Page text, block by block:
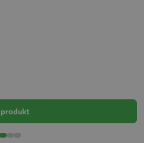
produkt